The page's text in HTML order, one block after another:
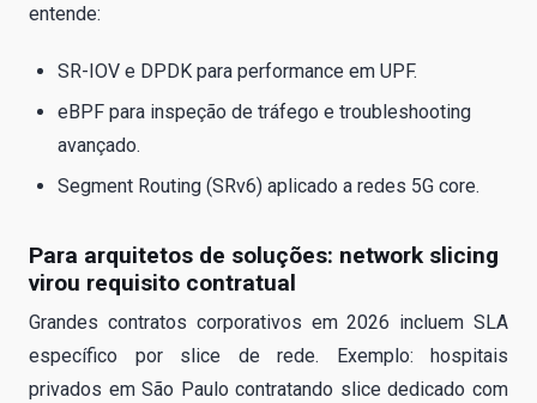
entende:
SR-IOV e DPDK para performance em UPF.
eBPF para inspeção de tráfego e troubleshooting
avançado.
Segment Routing (SRv6) aplicado a redes 5G core.
Para arquitetos de soluções: network slicing
virou requisito contratual
Grandes contratos corporativos em 2026 incluem SLA
específico por slice de rede. Exemplo: hospitais
privados em São Paulo contratando slice dedicado com